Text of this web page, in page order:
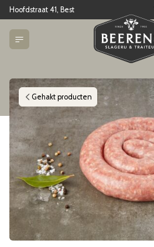
Hoofdstraat 41, Best
Gehakt producten